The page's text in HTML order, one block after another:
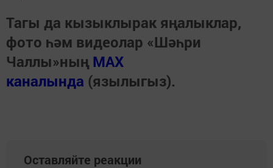
Тагы да кызыклырак яңалыклар,
фото һәм видеолар «Шәһри
Чаллы»ның MAX
каналында (язылыгыз).
Оставляйте реакции